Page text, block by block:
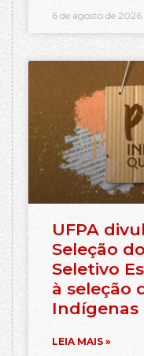
6 de agosto de 2026
UFPA
Seleção
Seletivo
à seleção
Indígenas
LEIA MAIS »